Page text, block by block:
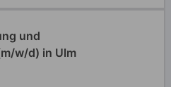
und
w/d) in Ulm